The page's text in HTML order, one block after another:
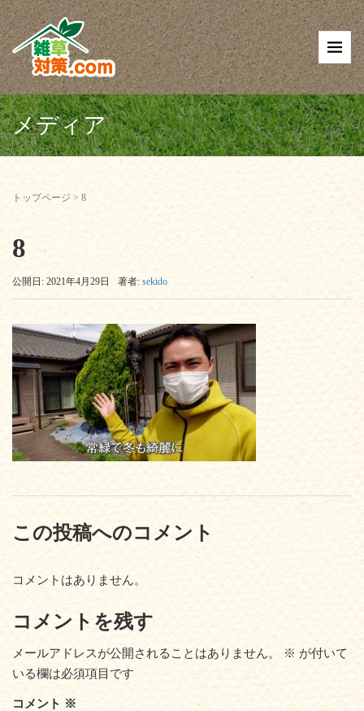
メディア
トップページ> 8
8
公開日: 2021年4月29日 著者: sekido
この投稿へのコメント
コメントはありません。
コメントを残す
メールアドレスが公開されることはありません。 ※ が付いて
いる欄は必須項目です
コメント ※